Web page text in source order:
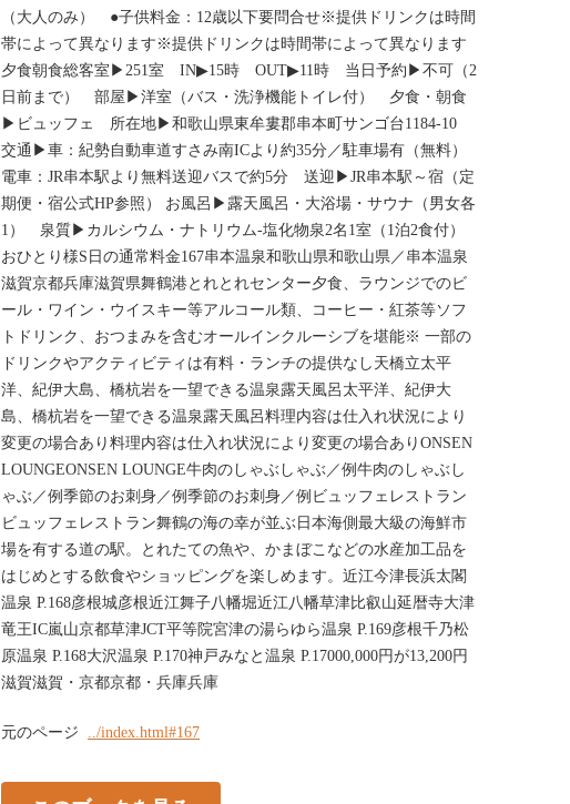
（大人のみ） ●子供料金：12歳以下要問合せ※提供ドリンクは時間
帯によって異なります※提供ドリンクは時間帯によって異なります
夕食朝食総客室▶251室 IN▶15時 OUT▶11時 当日予約▶不可（2
日前まで） 部屋▶洋室（バス・洗浄機能トイレ付） 夕食・朝食
▶ビュッフェ 所在地▶和歌山県東牟婁郡串本町サンゴ台1184-10
交通▶車：紀勢自動車道すさみ南ICより約35分／駐車場有（無料）
電車：JR串本駅より無料送迎バスで約5分 送迎▶JR串本駅～宿（定
期便・宿公式HP参照） お風呂▶露天風呂・大浴場・サウナ（男女各
1） 泉質▶カルシウム・ナトリウム-塩化物泉2名1室（1泊2食付）
おひとり様S日の通常料金167串本温泉和歌山県和歌山県／串本温泉
滋賀京都兵庫滋賀県舞鶴港とれとれセンター夕食、ラウンジでのビ
ール・ワイン・ウイスキー等アルコール類、コーヒー・紅茶等ソフ
トドリンク、おつまみを含むオールインクルーシブを堪能※ 一部の
ドリンクやアクティビティは有料・ランチの提供なし天橋立太平
洋、紀伊大島、橋杭岩を一望できる温泉露天風呂太平洋、紀伊大
島、橋杭岩を一望できる温泉露天風呂料理内容は仕入れ状況により
変更の場合あり料理内容は仕入れ状況により変更の場合ありONSEN
LOUNGEONSEN LOUNGE牛肉のしゃぶしゃぶ／例牛肉のしゃぶし
ゃぶ／例季節のお刺身／例季節のお刺身／例ビュッフェレストラン
ビュッフェレストラン舞鶴の海の幸が並ぶ日本海側最大級の海鮮市
場を有する道の駅。とれたての魚や、かまぼこなどの水産加工品を
はじめとする飲食やショッピングを楽しめます。近江今津長浜太閣
温泉 P.168彦根城彦根近江舞子八幡堀近江八幡草津比叡山延暦寺大津
竜王IC嵐山京都草津JCT平等院宮津の湯らゆら温泉 P.169彦根千乃松
原温泉 P.168大沢温泉 P.170神戸みなと温泉 P.17000,000円が13,200円
滋賀滋賀・京都京都・兵庫兵庫
元のページ ../index.html#167